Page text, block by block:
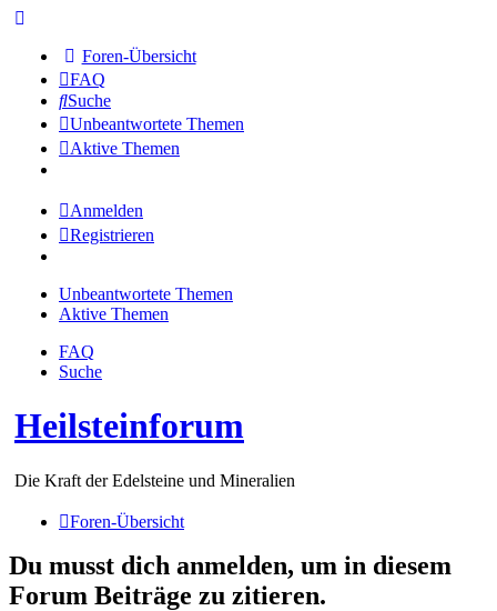
Foren-Übersicht
FAQ
Suche
Unbeantwortete Themen
Aktive Themen
Anmelden
Registrieren
Unbeantwortete Themen
Aktive Themen
FAQ
Suche
Heilsteinforum
Die Kraft der Edelsteine und Mineralien
Foren-Übersicht
Du musst dich anmelden, um in diesem
Forum Beiträge zu zitieren.